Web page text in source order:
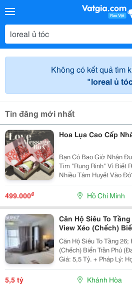
Không có kết quả tìm
"loreal ủ
Tin đăng mới nhất
Hoa Lụa Cao Cấp
Bạn Có Bao Giờ Nhận
Tim "Rung Rinh" Vì Biết
Nhiều Tâm Huyết Vào Đó? Tại Trannies Floris ,
Mình Tin Rằng Hoa
Mỗi Bó Hoa, Mỗi Hộp
499.000₫ Hồ Chí Minh
Căn Hộ Siêu To
View Xéo (Chếch)
25Tr/Tháng 5,5 Tỷ
Căn Hộ Siêu To Tầng
(Chếch) Biển Trần Phú
Giá: 5,5 Tỷ. + Pháp Lý: Hợp Đồng Mua Bán 50 Năm. +
Toạ Lạc: 38 Trần Phú, P
Khánh Hoà. + Diện Tích:...
5,5 tỷ Khánh Hòa